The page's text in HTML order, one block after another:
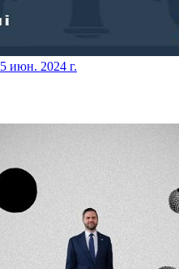
5 июн. 2024 г.